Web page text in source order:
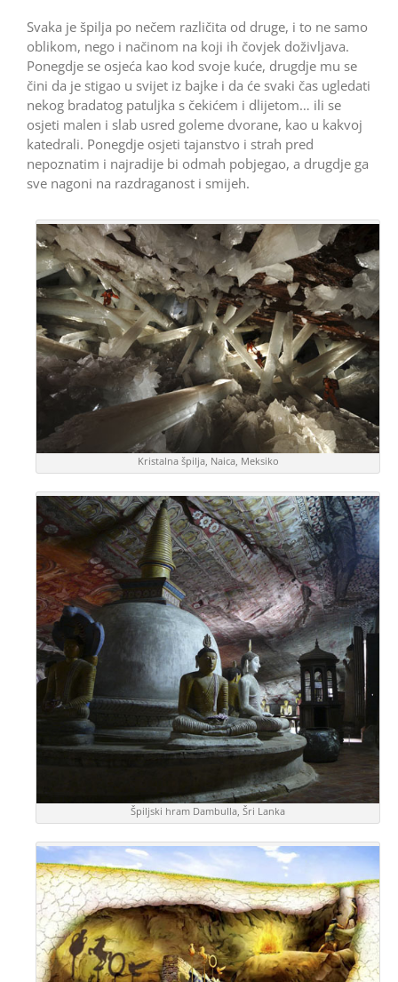
Svaka je špilja po nečem različita od druge, i to ne samo
oblikom, nego i načinom na koji ih čovjek doživljava.
Ponegdje se osjeća kao kod svoje kuće, drugdje mu se
čini da je stigao u svijet iz bajke i da će svaki čas ugledati
nekog bradatog patuljka s čekićem i dlijetom… ili se
osjeti malen i slab usred goleme dvorane, kao u kakvoj
katedrali. Ponegdje osjeti tajanstvo i strah pred
nepoznatim i najradije bi odmah pobjegao, a drugdje ga
sve nagoni na razdraganost i smijeh.
Kristalna špilja, Naica, Meksiko
Špiljski hram Dambulla, Šri Lanka